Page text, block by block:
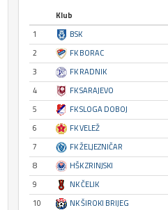
Klub
1
BSK
2
FK BORAC
3
FK RADNIK
4
FK SARAJEVO
5
FK SLOGA DOBOJ
6
FK VELEŽ
7
FK ŽELJEZNIČAR
8
HŠK ZRINJSKI
9
NK ČELIK
10
NK ŠIROKI BRIJEG